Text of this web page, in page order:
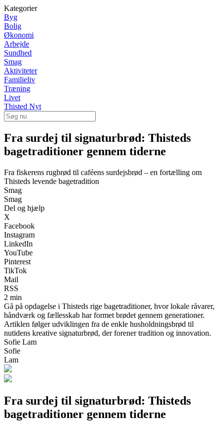
Kategorier
Byg
Bolig
Økonomi
Arbejde
Sundhed
Smag
Aktiviteter
Familieliv
Træning
Livet
Thisted Nyt
Fra surdej til signaturbrød: Thisteds
bagetraditioner gennem tiderne
Fra fiskerens rugbrød til caféens surdejsbrød – en fortælling om
Thisteds levende bagetradition
Smag
Smag
Del og hjælp
X
Facebook
Instagram
LinkedIn
YouTube
Pinterest
TikTok
Mail
RSS
2 min
Gå på opdagelse i Thisteds rige bagetraditioner, hvor lokale råvarer,
håndværk og fællesskab har formet brødet gennem generationer.
Artiklen følger udviklingen fra de enkle husholdningsbrød til
nutidens kreative signaturbrød, der forener tradition og innovation.
Sofie Lam
Sofie
Lam
Fra surdej til signaturbrød: Thisteds
bagetraditioner gennem tiderne